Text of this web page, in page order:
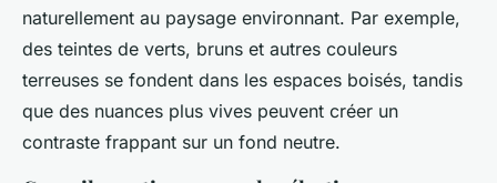
naturellement au paysage environnant. Par exemple,
des teintes de verts, bruns et autres couleurs
terreuses se fondent dans les espaces boisés, tandis
que des nuances plus vives peuvent créer un
contraste frappant sur un fond neutre.